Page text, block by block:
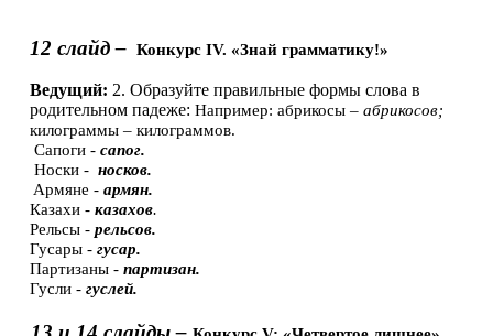
12 слайд – Конкурс IV. «Знай грамматику!»
Ведущий: 2. Образуйте правильные формы слова в
родительном падеже: Например: абрикосы –абрикосов;
килограммы – килограммов.
Сапоги -сапог.
Носки -носков.
Армяне -армян.
Казахи -казахов.
Рельсы -рельсов.
Гусары -гусар.
Партизаны -партизан.
Гусли -гуслей.